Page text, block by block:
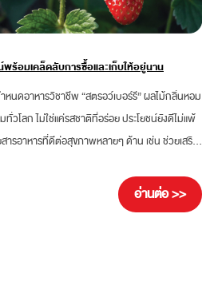
ร้อมเคล็ดลับการซื้อและเก็บให้อยู่นาน
นดอาหารวิชาชีพ “สตรอว์เบอร์รี” ผลไม้กลิ่นหอม
วโลก ไม่ใช่แค่รสชาติที่อร่อย ประโยชน์ยังดีไม่แพ้
ารอาหารที่ดีต่อสุขภาพหลายๆ ด้าน เช่น ช่วยเสริม
วสวยและชะลอวัย บทความนี้จะพาทุกคนไปรู้จักกับ
ทำความรู้จัก “สตรอว์เบอร์รี” ผลไม้ยอดฮิต สต
อ่านต่อ >>